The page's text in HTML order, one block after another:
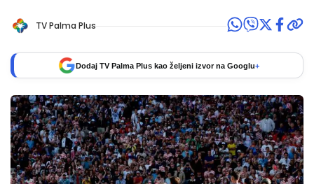
TV Palma Plus
Dodaj TV Palma Plus kao željeni izvor na Googlu+